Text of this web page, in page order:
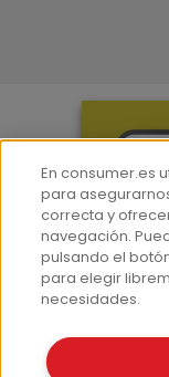
En consumer.es
para
correcta y
navegación.
pulsando el
para elegir
necesidades.